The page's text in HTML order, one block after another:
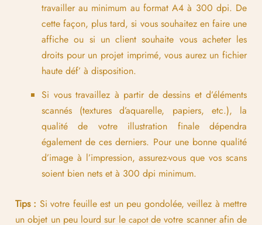
travailler au minimum au format A4 à 300 dpi. De
cette façon, plus tard, si vous souhaitez en faire une
affiche ou si un client souhaite vous acheter les
droits pour un projet imprimé, vous aurez un fichier
haute déf’ à disposition.
Si vous travaillez à partir de dessins et d’éléments
scannés (textures d’aquarelle, papiers, etc.), la
qualité de votre illustration finale dépendra
également de ces derniers. Pour une bonne qualité
d’image à l’impression, assurez-vous que vos scans
soient bien nets et à 300 dpi minimum.
Tips : Si votre feuille est un peu gondolée, veillez à mettre
un objet un peu lourd sur le capotde votre scanner afin de